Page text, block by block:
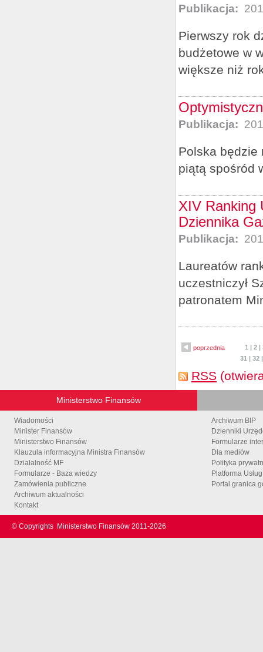
Publikacja:
Pierwszy rok
budżetowe w
większe niż
Publikacja:
Polska będzie
piątą spośród
XIV Ranking
Dziennika
Publikacja:
Laureatów
uczestniczył
patronatem
poprzednia 1 | 2|
31 | 32
RSS
Ministerstwo Finansów
Wiadomości
Minister Finansów
Ministerstwo Finansów
Klauzula informacyjna Ministra Finansów
Działalność MF
Formularze - Baza wiedzy
Zamówienia publiczne
Archiwum aktualności
Kontakt
Archiwum BIP
Dzienniki
Formularze
Dla mediów
Polityka
Platforma
Portal
© Copyrights Ministerstwo Finansów 2011-2026